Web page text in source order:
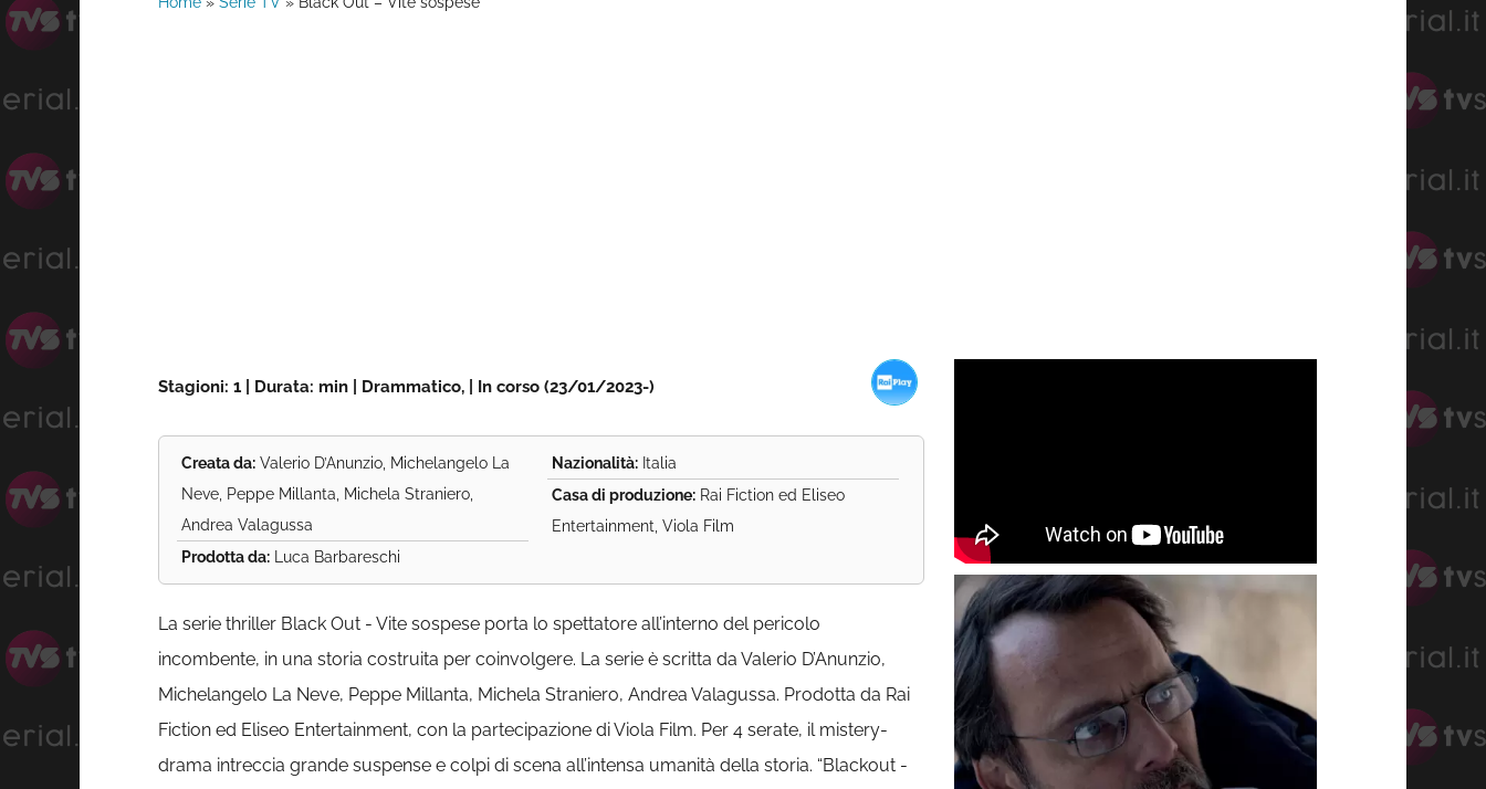
Stagioni: 1 | Durata: min | Drammatico, | In corso (23/01/2023-)
Creata da:Valerio D’Anunzio, Michelangelo La
Neve, Peppe Millanta, Michela Straniero,
Andrea Valagussa
Prodotta da:Luca Barbareschi
Nazionalità:Italia
Casa di produzione:Rai Fiction ed Eliseo
Entertainment, Viola Film
La serie thriller Black Out - Vite sospese porta lo spettatore all’interno del pericolo
incombente, in una storia costruita per coinvolgere. La serie è scritta da Valerio D’Anunzio,
Michelangelo La Neve, Peppe Millanta, Michela Straniero, Andrea Valagussa. Prodotta da Rai
Fiction ed Eliseo Entertainment, con la partecipazione di Viola Film. Per 4 serate, il mistery-
drama intreccia grande suspense e colpi di scena all’intensa umanità della storia. “Blackout -